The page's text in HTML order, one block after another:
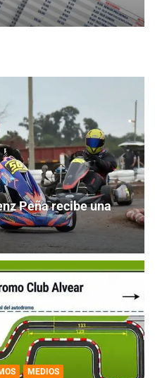
Peña recibe una
MEDIOS